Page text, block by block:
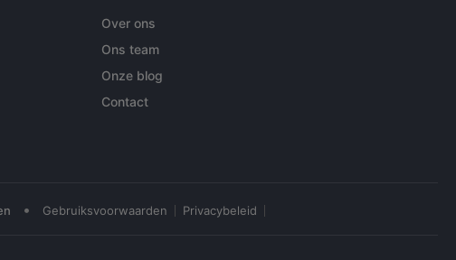
Over ons
Ons team
Onze blog
Contact
• Gebruiksvoorwaarden Privacybeleid